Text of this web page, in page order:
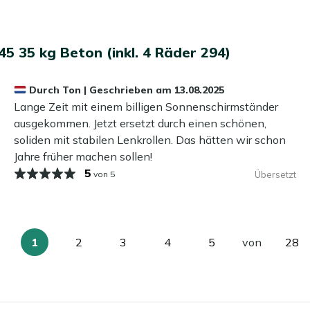
was ihn vielseitig einsetzbar macht.
Ständer eine sichere Basis für Ihren Sonnenschirm,
Verschieben des Ständers, sodass Sie ihn mühelos
ist für verschiedene Schirmstockdurchmesser geeignet,
35 kg Beton (inkl. 4 Räder 294)
Durch Ton | Geschrieben am 13.08.2025
Lange Zeit mit einem billigen Sonnenschirmständer
ausgekommen. Jetzt ersetzt durch einen schönen,
soliden mit stabilen Lenkrollen. Das hätten wir schon
Jahre früher machen sollen!
5 von 5 Übersetzt
Sie
die
1
Seite
2
Seite
3
Seite
4
Seite
5 von
Seite
28